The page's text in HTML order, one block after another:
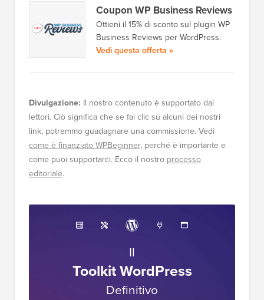
Coupon WP Business Reviews
Ottieni il 15% di sconto sul plugin WP
Business Reviews per WordPress.
Vedi questa offerta »
Divulgazione: Il nostro contenuto è supportato dai
lettori. Ciò significa che se fai clic su alcuni dei nostri
link, potremmo guadagnare una commissione. Vedi
come è finanziato WPBeginner, perché è importante e
come puoi supportarci. Ecco il nostro processo
editoriale.
Il
Toolkit WordPress
Definitivo